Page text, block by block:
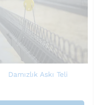
Damızlık Askı Teli